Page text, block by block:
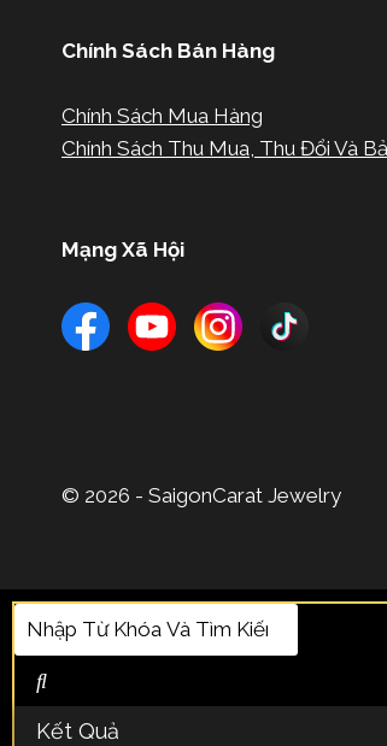
Chính Sách Bán Hàng
Chính Sách Mua Hàng
Chính Sách Thu Mua, Thu Đổi Và
Mạng Xã Hội
© 2026 - SaigonCarat Jewelry
Kết Quả